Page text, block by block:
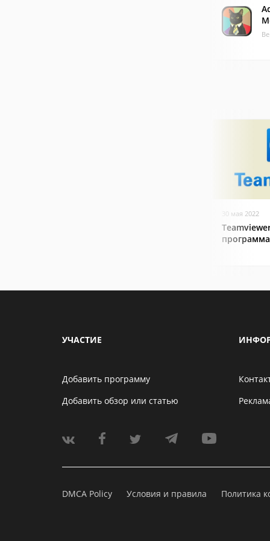
30 мая 2022
программа
УЧАСТИЕ
Добавить программу
Добавить обзор или статью
DMCA Policy Условия и правила Политика